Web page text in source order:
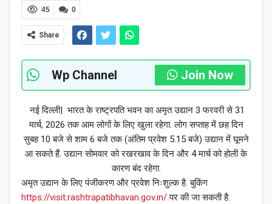
0
45
Share
Wp Channel Join Now
नई दिल्ली| भारत के राष्ट्रपति भवन का अमृत उद्यान 3 फरवरी से 31
मार्च, 2026 तक आम लोगों के लिए खुला रहेगा. लोग सप्ताह में छह दिन
सुबह 10 बजे से शाम 6 बजे तक (अंतिम प्रवेश 5.15 बजे) उद्यान में घूमने
आ सकते हैं. उद्यान सोमवार को रखरखाव के दिन और 4 मार्च को होली के
कारण बंद रहेगा.
अमृत उद्यान के लिए पंजीकरण और प्रवेश निःशुल्क है. बुकिंग
https://visit.rashtrapatibhavan.gov.in/पर की जा सकती है.